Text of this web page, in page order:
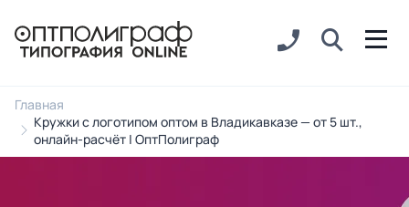
Главная
Кружки с логотипом оптом в Владикавказе — от 5 шт.,
онлайн-расчёт | ОптПолиграф